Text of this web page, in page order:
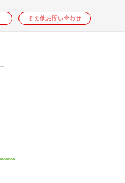
その他お問い合わせ